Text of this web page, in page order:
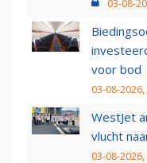
03-08-
voor bod
03-08-2026,
WestJet
vlucht
03-08-